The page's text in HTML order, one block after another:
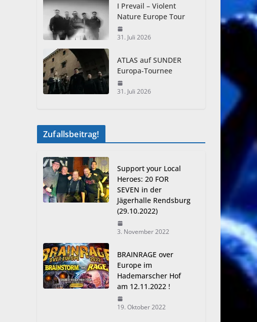
I Prevail – Violent
Nature Europe Tour
31. Juli 2026
ATLAS auf SUNDER
Europa-Tournee
31. Juli 2026
Zufallsbeitrag!
Support your Local
Heroes: 20 FOR
SEVEN in der
Jägerhalle Rendsburg
(29.10.2022)
3. November 2022
BRAINRAGE over
Europe im
Hademarscher Hof
am 12.11.2022 !
19. Oktober 2022